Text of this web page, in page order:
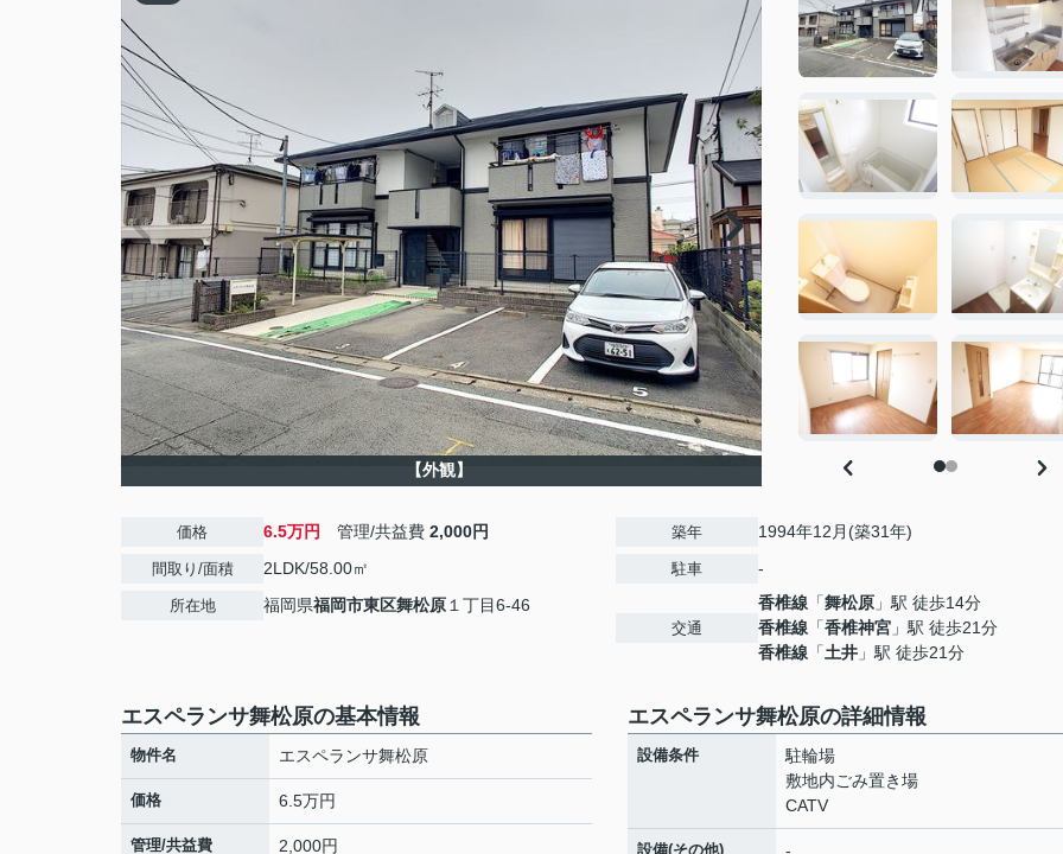
【外観】
価格 6.5万円 管理/共益費 2,000円
間取り/面積 2LDK/58.00㎡
所在地 福岡県福岡市東区舞松原 １丁目6-46
築年 1994年12月(築31年)
駐車 -
交通
香椎線 「舞松原 」駅 徒歩14分
香椎線 「香椎神宮 」駅 徒歩21分
香椎線 「土井 」駅 徒歩21分
エスペランサ舞松原の基本情報
物件名 エスペランサ舞松原
価格 6.5万円
管理/共益費 2,000円
エスペランサ舞松原の詳細情報
設備条件
駐輪場
敷地内ごみ置き場
CATV
設備(その他)